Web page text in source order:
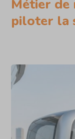
Métier de
piloter la